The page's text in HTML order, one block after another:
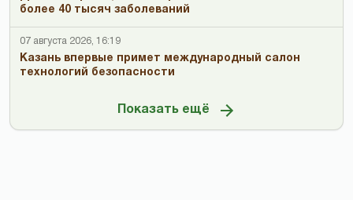
более 40 тысяч заболеваний
07 августа 2026, 16:19
Казань впервые примет международный салон
технологий безопасности
Показать ещё